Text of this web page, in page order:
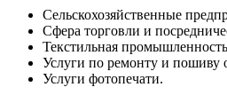
Сельскохозяйственные
Сфера торговли и
Текстильная
Услуги по ремонту и пошиву
Услуги фотопечати.